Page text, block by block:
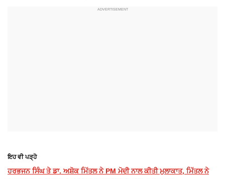
ਇਹ ਵੀ ਪੜ੍ਹੋ
ਹਰਭਜਨ ਸਿੰਘ ਤੇ ਡਾ. ਅਸ਼ੋਕ ਮਿੱਤਲ ਨੇ PM ਮੋਦੀ ਨਾਲ ਕੀਤੀ ਮੁਲਾਕਾਤ, ਮਿੱਤਲ ਨੇ